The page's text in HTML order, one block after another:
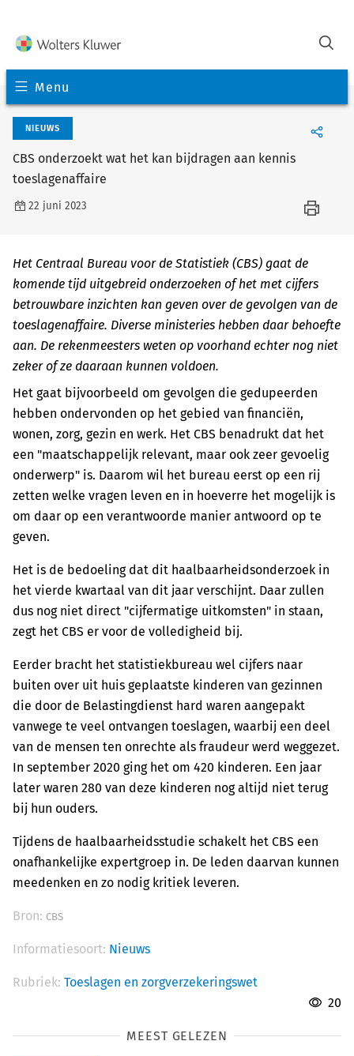
Menu
NIEUWS
CBS onderzoekt wat het kan bijdragen aan kennis
toeslagenaffaire
22 juni 2023
Het Centraal Bureau voor de Statistiek (CBS) gaat de
komende tijd uitgebreid onderzoeken of het met cijfers
betrouwbare inzichten kan geven over de gevolgen van de
toeslagenaffaire. Diverse ministeries hebben daar behoefte
aan. De rekenmeesters weten op voorhand echter nog niet
zeker of ze daaraan kunnen voldoen.
Het gaat bijvoorbeeld om gevolgen die gedupeerden
hebben ondervonden op het gebied van financiën,
wonen, zorg, gezin en werk. Het CBS benadrukt dat het
een "maatschappelijk relevant, maar ook zeer gevoelig
onderwerp" is. Daarom wil het bureau eerst op een rij
zetten welke vragen leven en in hoeverre het mogelijk is
om daar op een verantwoorde manier antwoord op te
geven.
Het is de bedoeling dat dit haalbaarheidsonderzoek in
het vierde kwartaal van dit jaar verschijnt. Daar zullen
dus nog niet direct "cijfermatige uitkomsten" in staan,
zegt het CBS er voor de volledigheid bij.
Eerder bracht het statistiekbureau wel cijfers naar
buiten over uit huis geplaatste kinderen van gezinnen
die door de Belastingdienst hard waren aangepakt
vanwege te veel ontvangen toeslagen, waarbij een deel
van de mensen ten onrechte als fraudeur werd weggezet.
In september 2020 ging het om 420 kinderen. Een jaar
later waren 280 van deze kinderen nog altijd niet terug
bij hun ouders.
Tijdens de haalbaarheidsstudie schakelt het CBS een
onafhankelijke expertgroep in. De leden daarvan kunnen
meedenken en zo nodig kritiek leveren.
Bron: CBS
Informatiesoort: Nieuws
Rubriek: Toeslagen en zorgverzekeringswet
20
MEEST GELEZEN